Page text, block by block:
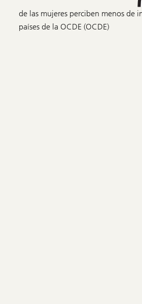
de las mujeres perciben menos de
países de la OCDE (OCDE)